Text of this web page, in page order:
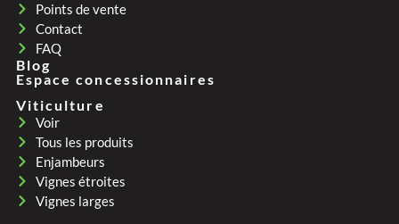
Points de vente
Contact
FAQ
Blog
Espace concessionnaires
Viticulture
Voir
Tous les produits
Enjambeurs
Vignes étroites
Vignes larges